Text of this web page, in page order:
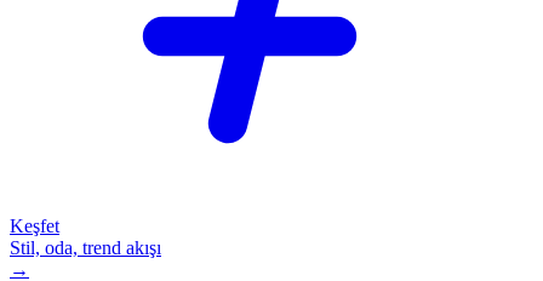
Keşfet
Stil, oda, trend akışı
→